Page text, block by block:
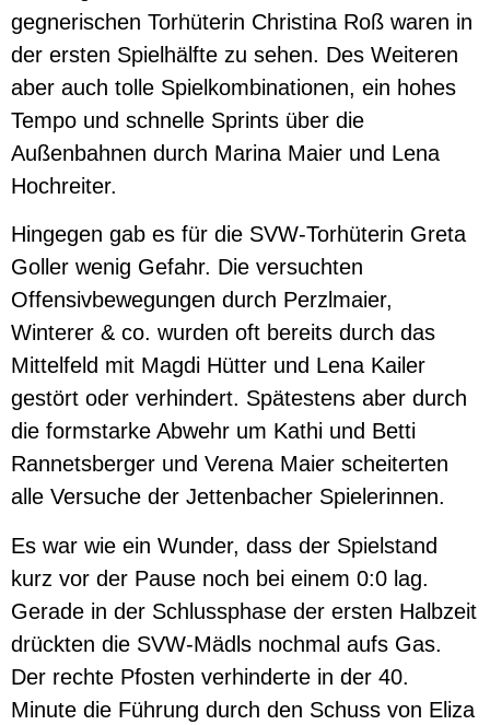
gegnerischen Torhüterin Christina Roß waren in
der ersten Spielhälfte zu sehen. Des Weiteren
aber auch tolle Spielkombinationen, ein hohes
Tempo und schnelle Sprints über die
Außenbahnen durch Marina Maier und Lena
Hochreiter.
Hingegen gab es für die SVW-Torhüterin Greta
Goller wenig Gefahr. Die versuchten
Offensivbewegungen durch Perzlmaier,
Winterer & co. wurden oft bereits durch das
Mittelfeld mit Magdi Hütter und Lena Kailer
gestört oder verhindert. Spätestens aber durch
die formstarke Abwehr um Kathi und Betti
Rannetsberger und Verena Maier scheiterten
alle Versuche der Jettenbacher Spielerinnen.
Es war wie ein Wunder, dass der Spielstand
kurz vor der Pause noch bei einem 0:0 lag.
Gerade in der Schlussphase der ersten Halbzeit
drückten die SVW-Mädls nochmal aufs Gas.
Der rechte Pfosten verhinderte in der 40.
Minute die Führung durch den Schuss von Eliza